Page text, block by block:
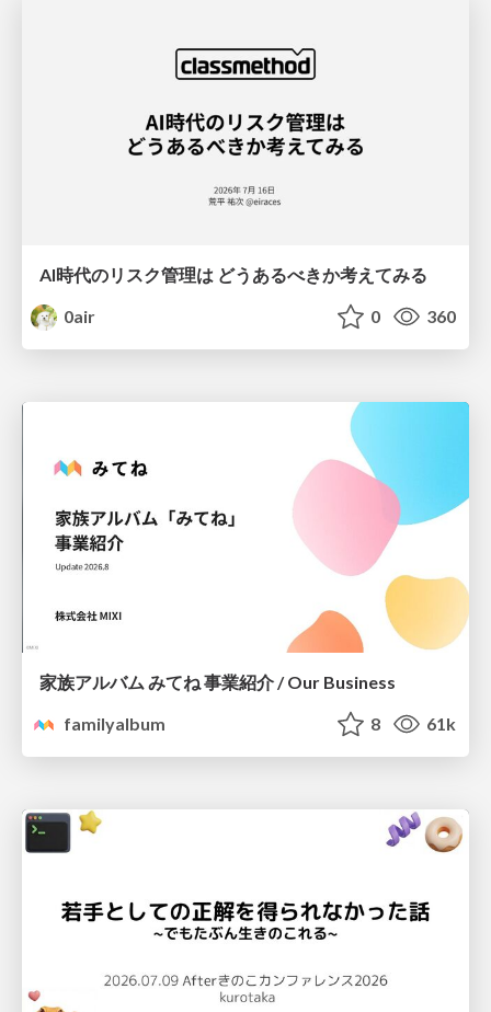
AI時代のリスク管理は どうあるべきか考えてみる
0air
0 360
家族アルバム みてね 事業紹介 / Our Business
familyalbum
8 61k